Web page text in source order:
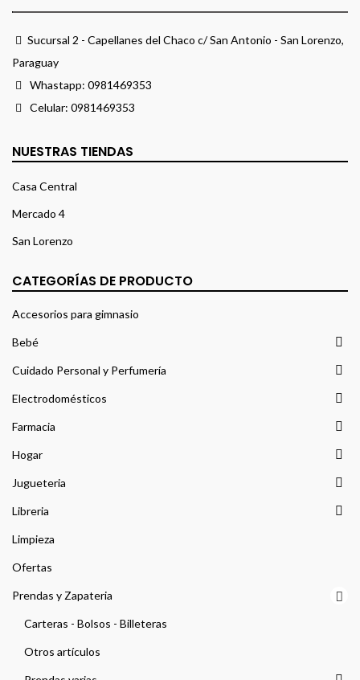
Sucursal 2 - Capellanes del Chaco c/ San Antonio - San Lorenzo,
Paraguay
Whastapp: 0981469353
Celular: 0981469353
NUESTRAS TIENDAS
Casa Central
Mercado 4
San Lorenzo
CATEGORÍAS DE PRODUCTO
Accesorios para gimnasio
Bebé
Cuidado Personal y Perfumería
Electrodomésticos
Farmacia
Hogar
Jugueteria
Libreria
Limpieza
Ofertas
Prendas y Zapateria
Carteras - Bolsos - Billeteras
Otros artículos